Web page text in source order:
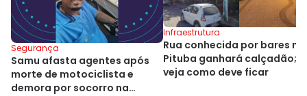
Segurança
Samu afasta agentes após
morte de motociclista e
demora por socorro na
Infraestrutura
Rua conhecida por bares na
Pituba ganhará calçadão;
veja como deve ficar